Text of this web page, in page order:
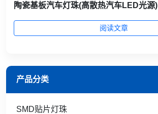
陶瓷基板汽车灯珠(高散热汽车LED光源)
阅读文章
产品分类
SMD贴片灯珠